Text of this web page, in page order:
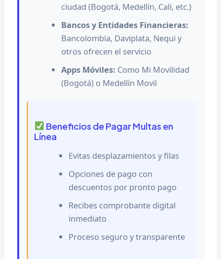
ciudad (Bogotá, Medellín, Cali, etc.)
Bancos y Entidades Financieras:
Bancolombia, Daviplata, Nequi y
otros ofrecen el servicio
Apps Móviles: Como Mi Movilidad
(Bogotá) o Medellín Movil
Beneficios de Pagar Multas en
Línea
Evitas desplazamientos y filas
Opciones de pago con
descuentos por pronto pago
Recibes comprobante digital
inmediato
Proceso seguro y transparente